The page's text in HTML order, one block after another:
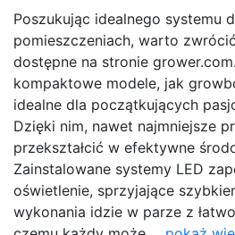
Poszukując idealnego systemu
pomieszczeniach, warto
dostępne na stronie
kompaktowe modele, jak
idealne dla początkujących
Dzięki nim, nawet najmniejsze
przekształcić w efektywne
Zainstalowane systemy LED
oświetlenie, sprzyjające
wykonania idzie w parze z